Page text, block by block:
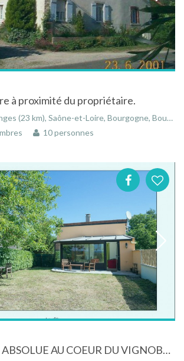
à proximité du propriétaire.
Saône-et-Loire, Bourgogne, Bourgogne-Franche-Comté, France
10 personnes
TRANQUILITE ABSOLUE AU COEUR DU VIGNOBLE BOURGUIGNON ET PROCHE DE BEAUNE